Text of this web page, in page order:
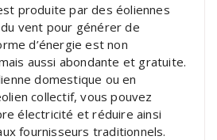
produite par des éoliennes
vent pour générer de
d’énergie est non
aussi abondante et gratuite.
domestique ou en
collectif, vous pouvez
électricité et réduire ainsi
fournisseurs traditionnels.